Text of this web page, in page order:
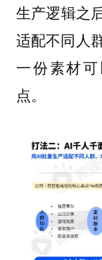
生产逻辑之
适配不同人
一份素材
点。